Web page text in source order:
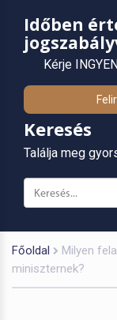
Időben
Kérje
Keresés
Találja meg
Főoldal
Milyen
miniszternek?